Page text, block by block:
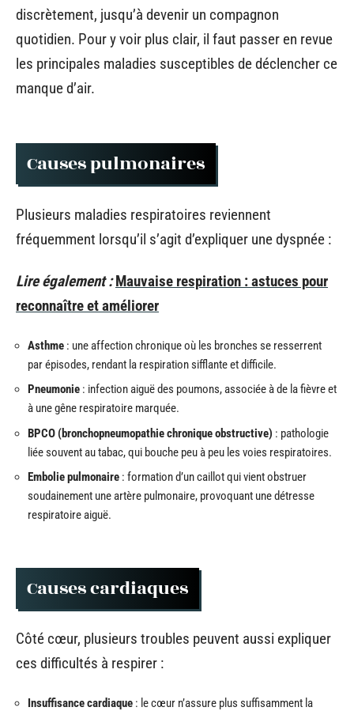
discrètement, jusqu’à devenir un compagnon
quotidien. Pour y voir plus clair, il faut passer en revue
les principales maladies susceptibles de déclencher ce
manque d’air.
Causes pulmonaires
Plusieurs maladies respiratoires reviennent
fréquemment lorsqu’il s’agit d’expliquer une dyspnée :
Lire également : Mauvaise respiration : astuces pour
reconnaître et améliorer
Asthme : une affection chronique où les bronches se resserrent
par épisodes, rendant la respiration sifflante et difficile.
Pneumonie : infection aiguë des poumons, associée à de la fièvre et
à une gêne respiratoire marquée.
BPCO (bronchopneumopathie chronique obstructive) : pathologie
liée souvent au tabac, qui bouche peu à peu les voies respiratoires.
Embolie pulmonaire : formation d’un caillot qui vient obstruer
soudainement une artère pulmonaire, provoquant une détresse
respiratoire aiguë.
Causes cardiaques
Côté cœur, plusieurs troubles peuvent aussi expliquer
ces difficultés à respirer :
Insuffisance cardiaque : le cœur n’assure plus suffisamment la